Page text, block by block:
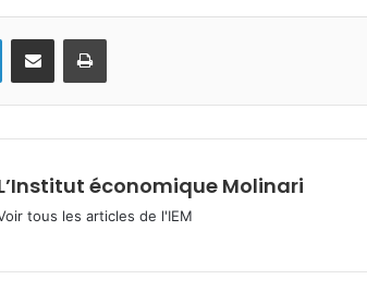
LinkedinPartagez par mail Imprimez
économique Molinari
tous les articles de l'IEM